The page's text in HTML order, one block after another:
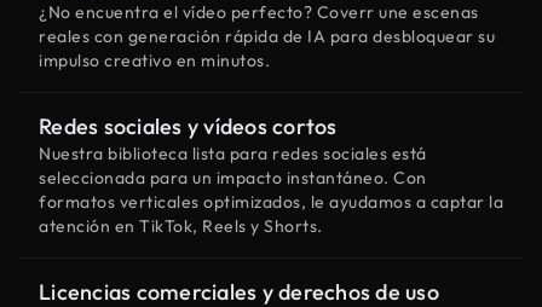
¿No encuentra el vídeo perfecto? Coverr une escenas
reales con generación rápida de IA para desbloquear su
impulso creativo en minutos.
Redes sociales y vídeos cortos
Nuestra biblioteca lista para redes sociales está
seleccionada para un impacto instantáneo. Con
formatos verticales optimizados, le ayudamos a captar la
atención en TikTok, Reels y Shorts.
Licencias comerciales y derechos de uso